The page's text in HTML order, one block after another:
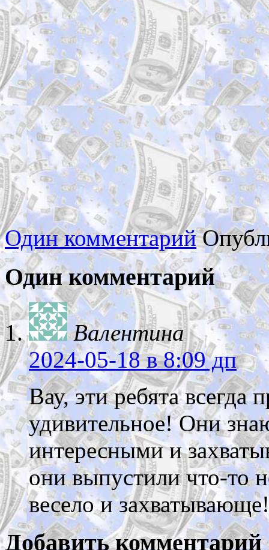
Один комментарий
Один комментарий
Валентина
2024-05-18в 8:09 дп
Вау, эти ребята всегда
удивительное! Они
интересными и
они выпустили что-то
весело и захватывающе!
Добавить комментарий